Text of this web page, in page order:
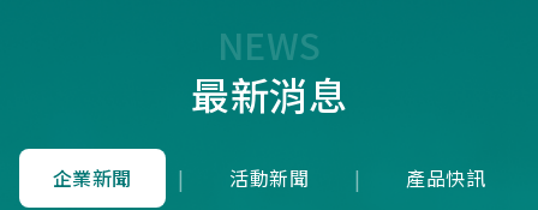
NEWS
最新消息
企業新聞 | 活動新聞 | 產品快訊